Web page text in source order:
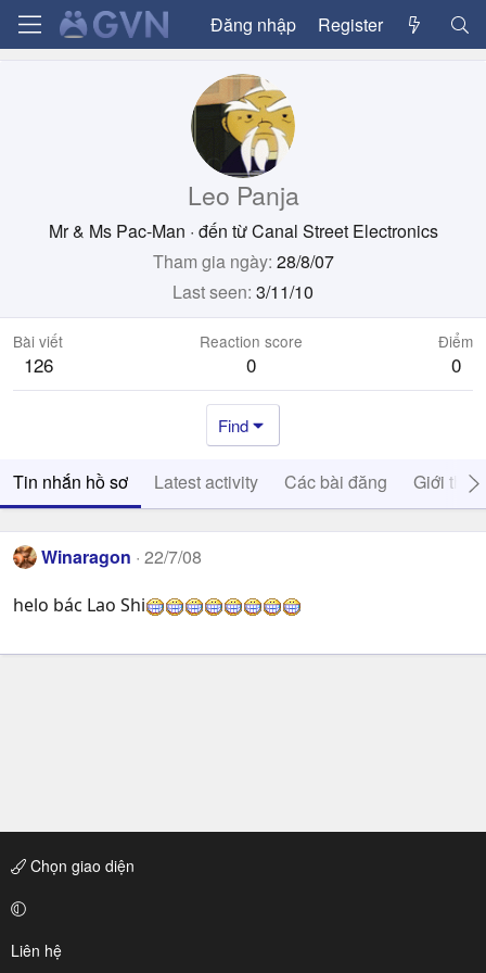
Đăng nhập Register
Leo Panja
Mr & Ms Pac-Man · đến từCanal Street Electronics
Tham gia ngày 28/8/07
Last seen 3/11/10
Bài viết
126
Reaction score
0
Điểm
0
Find
Tin nhắn hồ sơ Latest activity Các bài đăng Giới thiệu
Winaragon 22/7/08
helo bác Lao Shi
Chọn giao diện
Liên hệ